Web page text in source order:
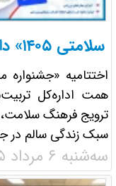
سلامتی ۱۴۰۵» دانشگاه ملی مهارت
همت اداره‌کل
ترویج فرهنگ
سبک زندگی سالم در
سه‌شنبه ۶ مرداد ۱۴۰۵